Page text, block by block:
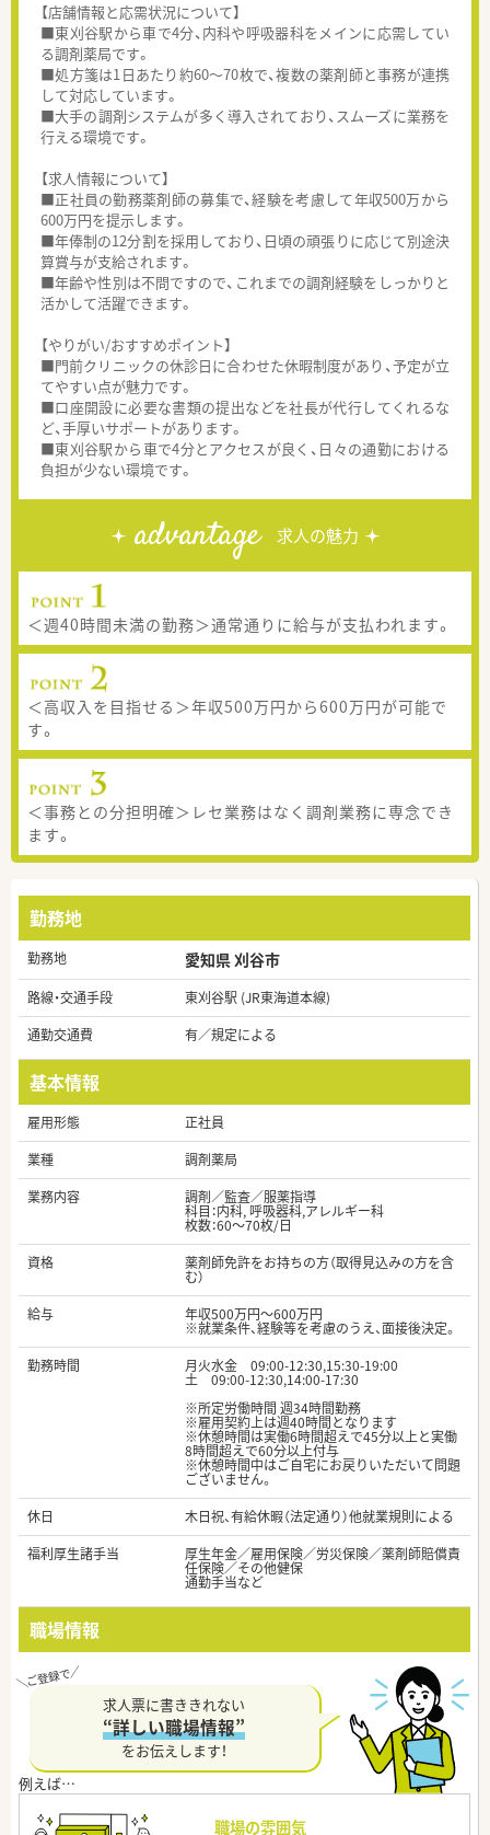
【店舗情報と応需状況について】
■東刈谷駅から車で4分、内科や呼吸器科をメインに応需してい
る調剤薬局です。
■処方箋は1日あたり約60～70枚で、複数の薬剤師と事務が連携
して対応しています。
■大手の調剤システムが多く導入されており、スムーズに業務を
行える環境です。
【求人情報について】
■正社員の勤務薬剤師の募集で、経験を考慮して年収500万から
600万円を提示します。
■年俸制の12分割を採用しており、日頃の頑張りに応じて別途決
算賞与が支給されます。
■年齢や性別は不問ですので、これまでの調剤経験をしっかりと
活かして活躍できます。
【やりがい/おすすめポイント】
■門前クリニックの休診日に合わせた休暇制度があり、予定が立
てやすい点が魅力です。
■口座開設に必要な書類の提出などを社長が代行してくれるな
ど、手厚いサポートがあります。
■東刈谷駅から車で4分とアクセスが良く、日々の通勤における
負担が少ない環境です。
advantage 求人の魅力
＜週40時間未満の勤務＞通常通りに給与が支払われます。
＜高収入を目指せる＞年収500万円から600万円が可能で
す。
＜事務との分担明確＞レセ業務はなく調剤業務に専念でき
ます。
勤務地
勤務地 愛知県 刈谷市
路線・交通手段
東刈谷駅 (JR東海道本線)
通勤交通費
有／規定による
基本情報
雇用形態
正社員
業種
調剤薬局
業務内容
調剤／監査／服薬指導
科目：内科, 呼吸器科,アレルギー科
枚数：60～70枚/日
資格
薬剤師免許をお持ちの方（取得見込みの方を含
む）
給与
年収500万円～600万円
※就業条件、経験等を考慮のうえ、面接後決定。
勤務時間
月火水金 09:00-12:30,15:30-19:00
土 09:00-12:30,14:00-17:30
※所定労働時間 週34時間勤務
※雇用契約上は週40時間となります
※休憩時間は実働6時間超えで45分以上と実働
8時間超えで60分以上付与
※休憩時間中はご自宅にお戻りいただいて問題
ございません。
休日
木日祝、有給休暇（法定通り）他就業規則による
福利厚生諸手当
厚生年金／雇用保険／労災保険／薬剤師賠償責
任保険／その他健保
通勤手当など
職場情報
求人票に書ききれない
“詳しい職場情報”
をお伝えします！
職場の雰囲気